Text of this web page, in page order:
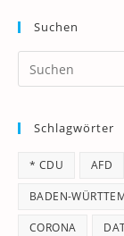
Suchen
Schlagwörter
* CDU AFD
BADEN-
CORONA